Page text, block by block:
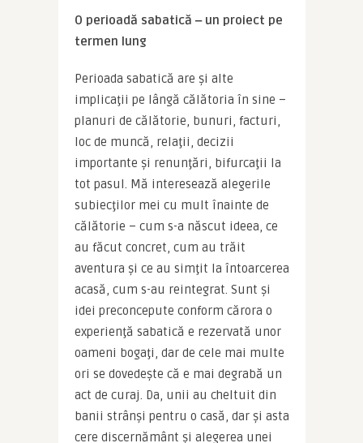
O perioadă sabatică ‒ un proiect pe
termen lung
Perioada sabatică are şi alte
implicaţii pe lângă călătoria în sine –
planuri de călătorie, bunuri, facturi,
loc de muncă, relaţii, decizii
importante şi renunţări, bifurcaţii la
tot pasul. Mă interesează alegerile
subiecţilor mei cu mult înainte de
călătorie – cum s-a născut ideea, ce
au făcut concret, cum au trăit
aventura şi ce au simţit la întoarcerea
acasă, cum s-au reintegrat. Sunt şi
idei preconcepute conform cărora o
experienţă sabatică e rezervată unor
oameni bogaţi, dar de cele mai multe
ori se dovedeşte că e mai degrabă un
act de curaj. Da, unii au cheltuit din
banii strânşi pentru o casă, dar şi asta
cere discernământ şi alegerea unei